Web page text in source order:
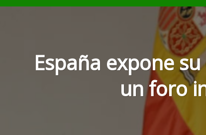
España expone
un foro